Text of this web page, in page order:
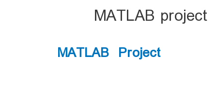
MATLAB project
MATLAB Project